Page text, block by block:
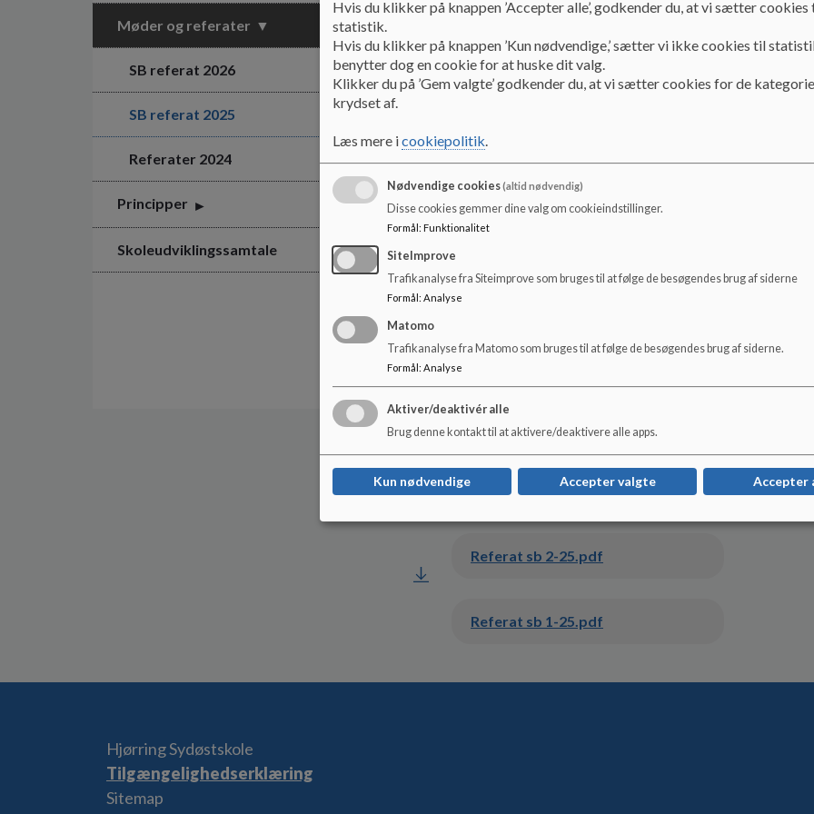
Møder og referater
SB referat 2026
SB referat 2025
Referater 2024
Principper
Skoleudviklingssamtale
Dokumenter
Referat sb 9-25.pdf
Referat sb 8-25 (002).pdf
Referat sb 7-25.pdf
Referat sb 5-25.pdf
Referat sb 4-25.pdf
Referat sb 3-25.pdf
Referat sb 2-25.pdf
Referat sb 1-25.pdf
Hjørring Sydøstskole
Tilgængelighedserklæring
Sitemap
Hvis du klikker på knappen ’Accepter alle’, godkender du, at vi sætter
statistik.
Hvis du klikker på knappen ’Kun nødvendige,’ sætter vi ikke cookies til
benytter dog en cookie for at huske dit valg.
Klikker du på ’Gem valgte’ godkender du, at vi sætter cookies for de
krydset af.
Læs mere icookiepolitik.
Nødvendige cookies(altid nødvendig)
Disse cookies gemmer dine valg om cookieindstillinger.
Formål : Funktionalitet
SiteImprove
Trafikanalyse fra Siteimprove som bruges til at følge de besøgendes brug af siderne
Formål : Analyse
Matomo
Trafikanalyse fra Matomo som bruges til at følge de besøgendes brug af siderne.
Formål: Analyse
Aktiver/deaktivér alle
Brug denne kontakt til at aktivere/deaktivere alle apps.
Kun nødvendige Accepter valgte Accepter